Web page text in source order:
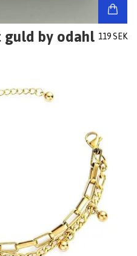
guld by odahl 119 SEK